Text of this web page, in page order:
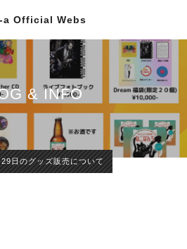
a Official Webs
& INFO
29日のグッズ販売について